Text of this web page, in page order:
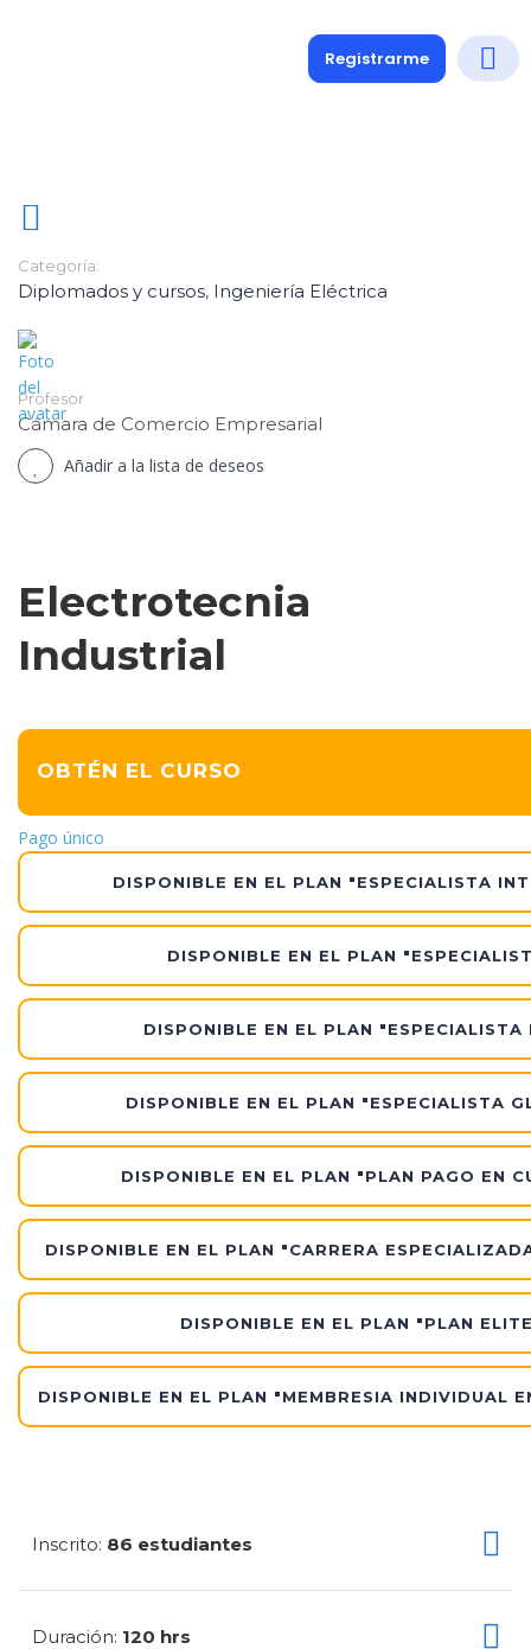
Registrarme
Categoría:
Diplomados y cursos, Ingeniería Eléctrica
Profesor
Cámara de Comercio Empresarial
Añadir a la lista de deseos
Electrotecnia
Industrial
OBTÉN EL CURSO
Pago único
DISPONIBLE EN EL PLAN "ESPECIALISTA
DISPONIBLE EN EL PLAN
DISPONIBLE EN EL PLAN "ESPECIALISTA
DISPONIBLE EN EL PLAN "ESPECIALISTA
DISPONIBLE EN EL PLAN "PLAN PAGO EN
DISPONIBLE EN EL PLAN "CARRERA
DISPONIBLE EN EL PLAN "PLAN
DISPONIBLE EN EL PLAN "MEMBRESIA INDIVIDUAL
Inscrito: 86 estudiantes
Duración: 120 hrs